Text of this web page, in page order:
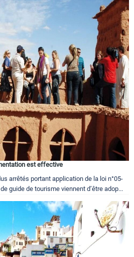
est effective
arrêtés portant application de la loi n°05-
guide de tourisme viennent d’être adop...